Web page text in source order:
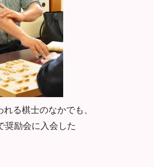
る棋士のなかでも、
奨励会に入会した